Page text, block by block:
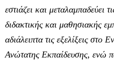
εστιάζει και μεταλαμπαδεύει
διδακτικής και μαθησιακής
αδιάλειπτα τις εξελίξεις
Ανώτατης Εκπαίδευσης, ενώ